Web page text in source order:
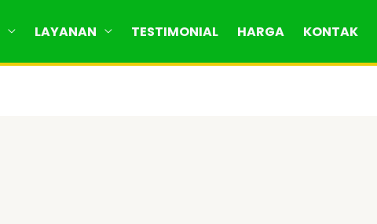
LAYANAN TESTIMONIAL HARGA KONTAK